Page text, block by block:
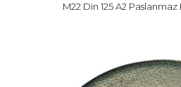
M22 Din 125 A2